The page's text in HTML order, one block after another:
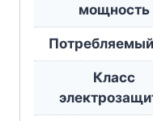
мощность
Класс